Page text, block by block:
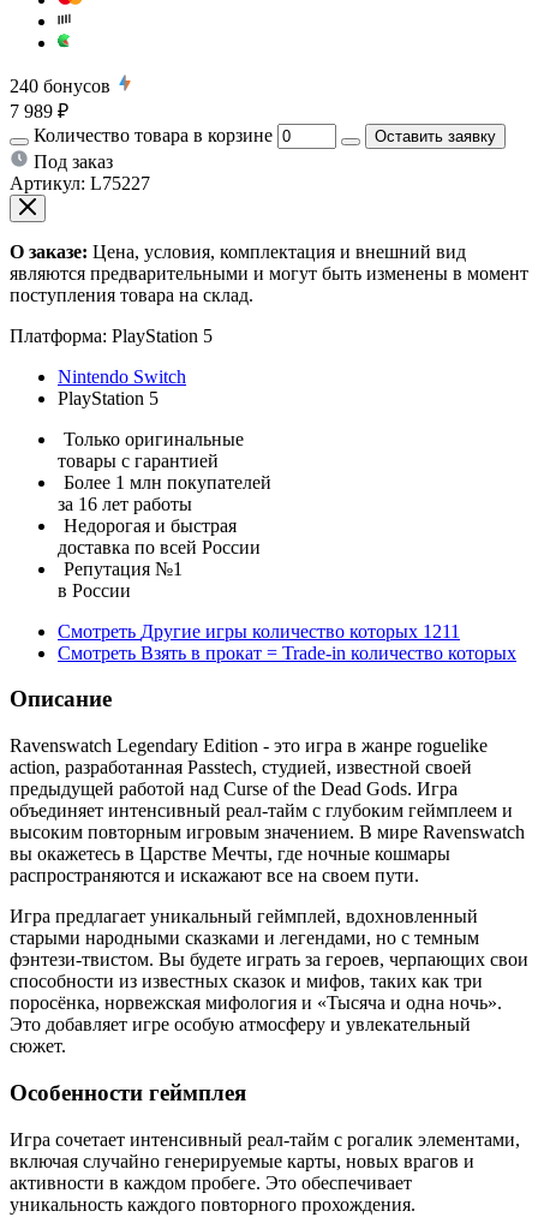
240 бонусов
7 989 ₽
Количество товара в корзине
Оставить заявку
Под заказ
Артикул: L75227
О заказе: Цена, условия, комплектация и внешний вид
являются предварительными и могут быть изменены в момент
поступления товара на склад.
Платформа: PlayStation 5
Nintendo Switch
PlayStation 5
Только оригинальные
товары с гарантией
Более 1 млн покупателей
за 16 лет работы
Недорогая и быстрая
доставка по всей России
Репутация №1
в России
Смотреть Другие игры количество которых 1211
Смотреть Взять в прокат = Trade-in количество которых
Описание
Ravenswatch Legendary Edition - это игра в жанре roguelike
action, разработанная Passtech, студией, известной своей
предыдущей работой над Curse of the Dead Gods. Игра
объединяет интенсивный реал-тайм с глубоким геймплеем и
высоким повторным игровым значением. В мире Ravenswatch
вы окажетесь в Царстве Мечты, где ночные кошмары
распространяются и искажают все на своем пути.
Игра предлагает уникальный геймплей, вдохновленный
старыми народными сказками и легендами, но с темным
фэнтези-твистом. Вы будете играть за героев, черпaющих свои
способности из известных сказок и мифов, таких как три
поросёнка, норвежская мифология и «Тысяча и одна ночь».
Это добавляет игре особую атмосферу и увлекательный
сюжет.
Особенности геймплея
Игра сочетает интенсивный реал-тайм с рогалик элементами,
включая случайно генерируемые карты, новых врагов и
активности в каждом пробеге. Это обеспечивает
уникальность каждого повторного прохождения.